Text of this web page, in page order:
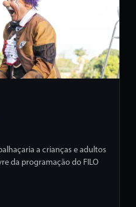
a crianças e adultos
da programação do FILO